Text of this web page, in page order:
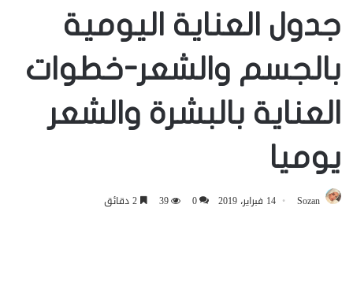
جدول العناية اليومية
بالجسم والشعر-خطوات
العناية بالبشرة والشعر
يوميا
Sozan 14 فبراير، 2019 0
39